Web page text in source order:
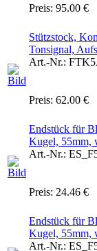
Preis: 95.00 €
Stützstock,
Tonsignal,
Art.-Nr.:
Preis: 62.00 €
Endstück für
Kugel, 55mm,
Art.-Nr.:
Preis: 24.46 €
Endstück für
Kugel, 55mm,
Art.-Nr.: